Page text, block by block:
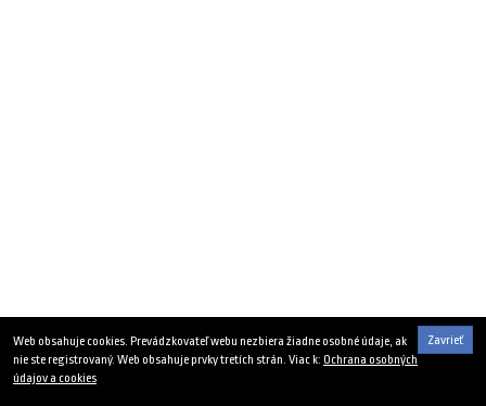
Zavrieť
Web obsahuje cookies. Prevádzkovateľ webu nezbiera žiadne osobné údaje, ak
nie ste registrovaný. Web obsahuje prvky tretích strán. Viac k: Ochrana osobných
údajov a cookies